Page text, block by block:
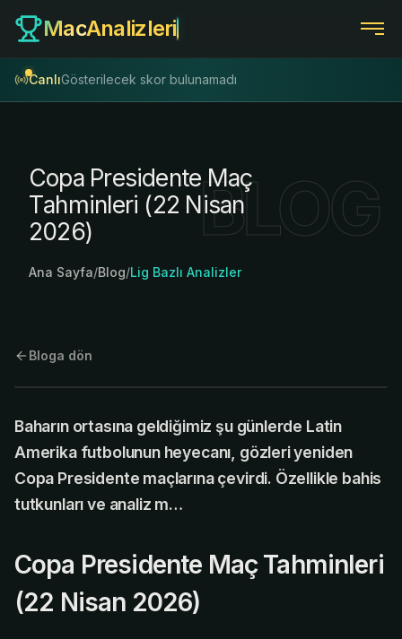
MacAnalizleri
CanlıGösterilecek skor bulunamadı
BLOG
Copa Presidente Maç
Tahminleri (22 Nisan
2026)
Ana Sayfa/Blog/Lig Bazlı Analizler
Bloga dön
22 Nisan 2026
Baharın ortasına geldiğimiz şu günlerde Latin
Amerika futbolunun heyecanı, gözleri yeniden
Copa Presidente maçlarına çevirdi. Özellikle bahis
tutkunları ve analiz m…
Copa Presidente Maç Tahminleri
(22 Nisan 2026)